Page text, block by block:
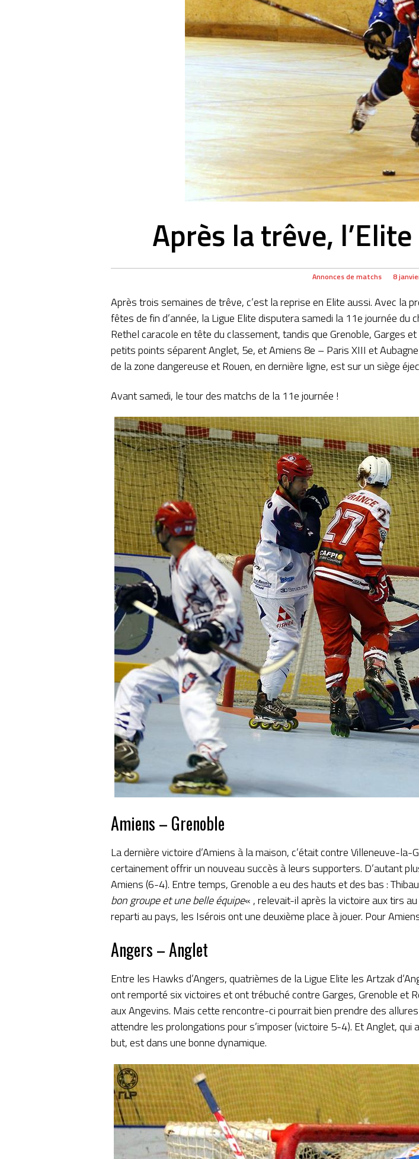
Après la trêve,
Annonces de matchs 8
Après trois semaines de trêve, c’est la reprise en Elite aussi. Avec la
fêtes de fin d’année, la Ligue Elite disputera samedi la 11e journée
Rethel caracole en tête du classement, tandis que Grenoble, Garges
petits points séparent Anglet, 5e, et Amiens 8e – Paris XIII et
de la zone dangereuse et Rouen, en dernière ligne, est sur un siège
Avant samedi, le tour des matchs de la 11e journée !
Amiens – Grenoble
La dernière victoire d’Amiens à la maison, c’était contre Villeneuve-
certainement offrir un nouveau succès à leurs supporters. D’autant
Amiens (6-4). Entre temps, Grenoble a eu des hauts et des bas :
bon groupe et une belle équipe« , relevait-ilaprès la victoire aux tirs
reparti au pays, les Isérois ont une deuxième place à jouer. Pour
Angers – Anglet
Entre les Hawks d’Angers, quatrièmes de la Ligue Elite les Artzak
ont remporté six victoires et ont trébuché contre Garges, Grenoble et
aux Angevins. Mais cette rencontre-ci pourrait bien prendre des
attendre les prolongations pour s’imposer (victoire 5-4). Et Anglet, qui
but, est dans une bonne dynamique.